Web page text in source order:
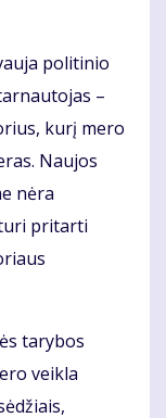
politinio
–
kurį mero
Naujos
nėra
pritarti
tarybos
veikla